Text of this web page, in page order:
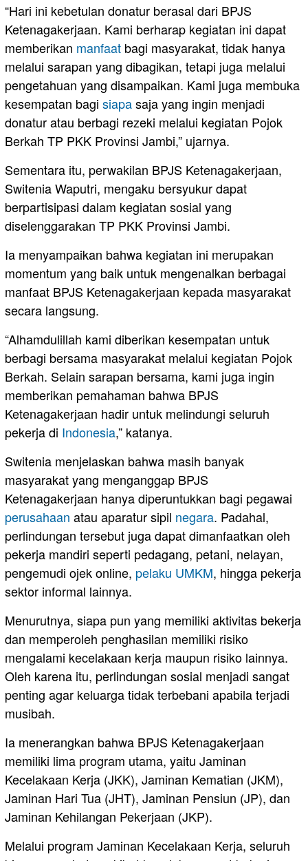
“Hari ini kebetulan donatur berasal dari BPJS
Ketenagakerjaan. Kami berharap kegiatan ini dapat
memberikan manfaat bagi masyarakat, tidak hanya
melalui sarapan yang dibagikan, tetapi juga melalui
pengetahuan yang disampaikan. Kami juga membuka
kesempatan bagi siapasaja yang ingin menjadi
donatur atau berbagi rezeki melalui kegiatan Pojok
Berkah TP PKK Provinsi Jambi,” ujarnya.
Sementara itu, perwakilan BPJS Ketenagakerjaan,
Switenia Waputri, mengaku bersyukur dapat
berpartisipasi dalam kegiatan sosial yang
diselenggarakan TP PKK Provinsi Jambi.
Ia menyampaikan bahwa kegiatan ini merupakan
momentum yang baik untuk mengenalkan berbagai
manfaat BPJS Ketenagakerjaan kepada masyarakat
secara langsung.
“Alhamdulillah kami diberikan kesempatan untuk
berbagi bersama masyarakat melalui kegiatan Pojok
Berkah. Selain sarapan bersama, kami juga ingin
memberikan pemahaman bahwa BPJS
Ketenagakerjaan hadir untuk melindungi seluruh
pekerja di Indonesia,” katanya.
Switenia menjelaskan bahwa masih banyak
masyarakat yang menganggap BPJS
Ketenagakerjaan hanya diperuntukkan bagi pegawai
perusahaan atau aparatur sipil negara. Padahal,
perlindungan tersebut juga dapat dimanfaatkan oleh
pekerja mandiri seperti pedagang, petani, nelayan,
pengemudi ojek online, pelaku UMKM, hingga pekerja
sektor informal lainnya.
Menurutnya, siapa pun yang memiliki aktivitas bekerja
dan memperoleh penghasilan memiliki risiko
mengalami kecelakaan kerja maupun risiko lainnya.
Oleh karena itu, perlindungan sosial menjadi sangat
penting agar keluarga tidak terbebani apabila terjadi
musibah.
Ia menerangkan bahwa BPJS Ketenagakerjaan
memiliki lima program utama, yaitu Jaminan
Kecelakaan Kerja (JKK), Jaminan Kematian (JKM),
Jaminan Hari Tua (JHT), Jaminan Pensiun (JP), dan
Jaminan Kehilangan Pekerjaan (JKP).
Melalui program Jaminan Kecelakaan Kerja, seluruh